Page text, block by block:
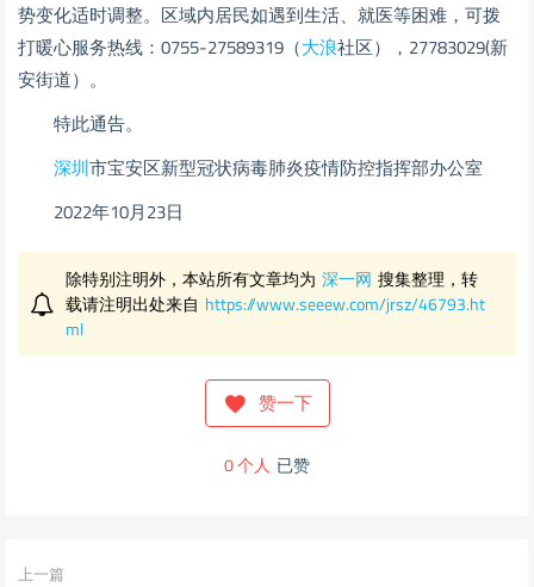
势变化适时调整。区域内居民如遇到生活、就医等困难，可拨
打暖心服务热线：0755-27589319（大浪社区），27783029(新
安街道）。
特此通告。
深圳市宝安区新型冠状病毒肺炎疫情防控指挥部办公室
2022年10月23日
除特别注明外，本站所有文章均为 深一网 搜集整理，转
载请注明出处来自 https://www.seeew.com/jrsz/46793.ht
ml
赞一下
0个人 已赞
上一篇